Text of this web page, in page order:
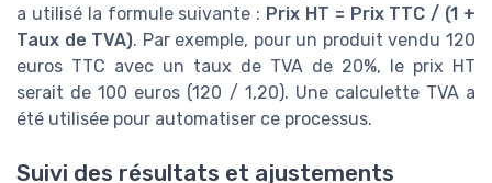
a utilisé la formule suivante : Prix HT = Prix TTC / (1 +
Taux de TVA). Par exemple, pour un produit vendu 120
euros TTC avec un taux de TVA de 20%, le prix HT
serait de 100 euros (120 / 1,20). Une calculette TVA a
été utilisée pour automatiser ce processus.
Suivi des résultats et ajustements